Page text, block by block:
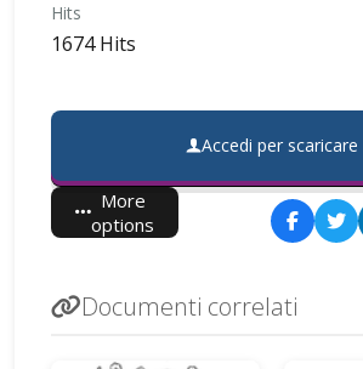
Hits
1674 Hits
Accedi per scaricare
More
options
Documenti correlati